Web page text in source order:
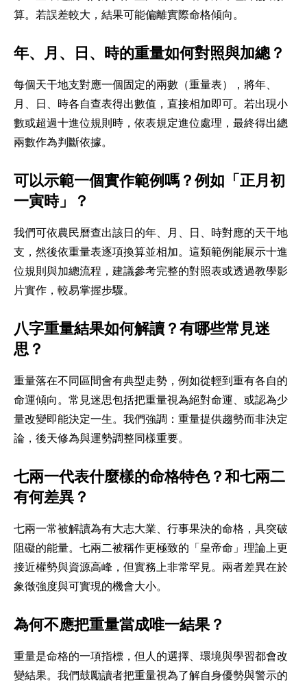
算。若誤差較大，結果可能偏離實際命格傾向。
年、月、日、時的重量如何對照與加總？
每個天干地支對應一個固定的兩數（重量表），將年、
月、日、時各自查表得出數值，直接相加即可。若出現小
數或超過十進位規則時，依表規定進位處理，最終得出總
兩數作為判斷依據。
可以示範一個實作範例嗎？例如「正月初
一寅時」？
我們可依農民曆查出該日的年、月、日、時對應的天干地
支，然後依重量表逐項換算並相加。這類範例能展示十進
位規則與加總流程，建議參考完整的對照表或透過教學影
片實作，較易掌握步驟。
八字重量結果如何解讀？有哪些常見迷
思？
重量落在不同區間會有典型走勢，例如從輕到重有各自的
命運傾向。常見迷思包括把重量視為絕對命運、或認為少
量改變即能決定一生。我們強調：重量提供趨勢而非決定
論，後天修為與運勢調整同樣重要。
七兩一代表什麼樣的命格特色？和七兩二
有何差異？
七兩一常被解讀為有大志大業、行事果決的命格，具突破
阻礙的能量。七兩二被稱作更極致的「皇帝命」理論上更
接近權勢與資源高峰，但實務上非常罕見。兩者差異在於
象徵強度與可實現的機會大小。
為何不應把重量當成唯一結果？
重量是命格的一項指標，但人的選擇、環境與學習都會改
變結果。我們鼓勵讀者把重量視為了解自身優勢與警示的